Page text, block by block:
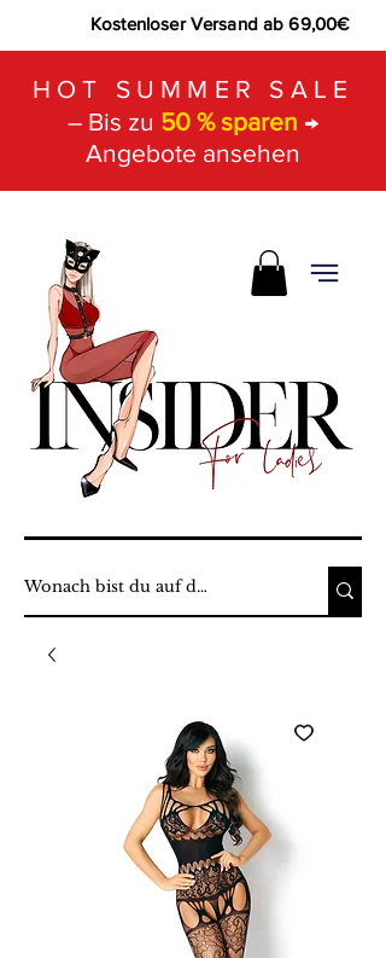
Kostenloser Versand ab 69,00€
HOT SUMMER SALE
– Bis zu 50 % sparen →
Angebote ansehen